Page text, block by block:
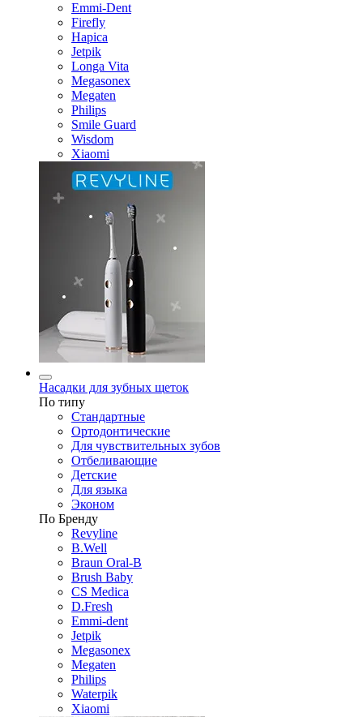
Emmi-Dent
Firefly
Hapica
Jetpik
Longa Vita
Megasonex
Megaten
Philips
Smile Guard
Wisdom
Xiaomi
Насадки для зубных щеток
По типу
Стандартные
Ортодонтические
Для чувствительных зубов
Отбеливающие
Детские
Для языка
Эконом
По Бренду
Revyline
B.Well
Braun Oral-B
Brush Baby
CS Medica
D.Fresh
Emmi-dent
Jetpik
Megasonex
Megaten
Philips
Waterpik
Xiaomi